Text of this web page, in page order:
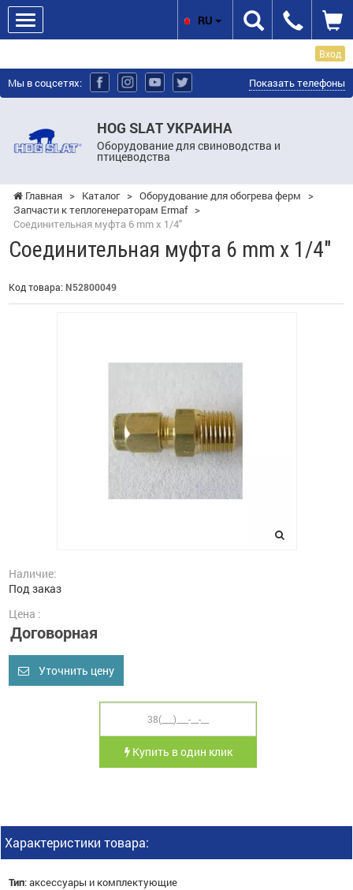
Вход
Мы в соцсетях: Показать телефоны
HOG SLAT УКРАИНА
Оборудование для свиноводства и
птицеводства
RU
Главная > Каталог > Оборудование для обогрева ферм
>
Запчасти к теплогенераторам Ermaf >
Соединительная муфта 6 mm x 1/4"
Соединительная муфта 6 mm x 1/4"
Код товара: N52800049
Наличие:
Под заказ
Цена :
Договорная
Уточнить цену
Купить в один клик
Характеристики товара:
Тип:аксессуары и комплектующие